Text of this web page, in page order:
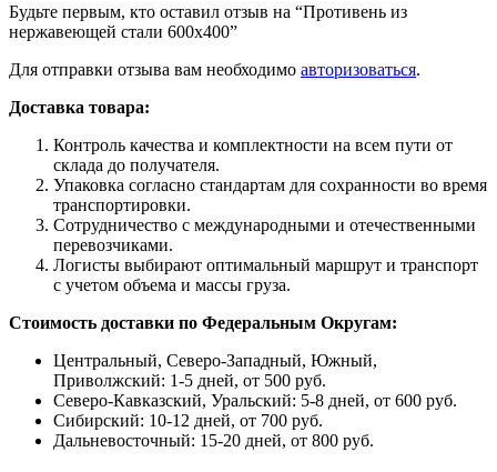
Будьте первым, кто оставил отзыв на “Противень из
нержавеющей стали 600х400”
Для отправки отзыва вам необходимо авторизоваться.
Доставка товара:
Контроль качества и комплектности на всем пути от
склада до получателя.
Упаковка согласно стандартам для сохранности во время
транспортировки.
Сотрудничество с международными и отечественными
перевозчиками.
Логисты выбирают оптимальный маршрут и транспорт
с учетом объема и массы груза.
Стоимость доставки по Федеральным Округам:
Центральный, Северо-Западный, Южный,
Приволжский: 1-5 дней, от 500 руб.
Северо-Кавказский, Уральский: 5-8 дней, от 600 руб.
Сибирский: 10-12 дней, от 700 руб.
Дальневосточный: 15-20 дней, от 800 руб.